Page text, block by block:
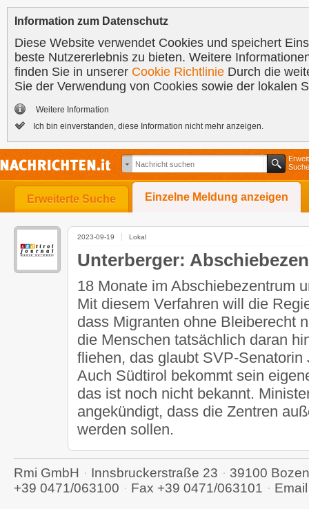
Information zum Datenschutz
Diese Website verwendet Cookies und speichert
beste Nutzererlebnis zu bieten. Weitere
finden Sie in unserer Cookie Richtlinie Durch die
Sie der Verwendung von Cookies sowie der lokalen
Weitere Information
Ich bin einverstanden, diese Information nicht mehr anzeigen.
Suche
Erweiterte Suche Einzelne Meldung anzeigen
2023-09-19 Lokal
Unterberger:
18 Monate im Abschiebezentrum
Mit diesem Verfahren will die
dass Migranten ohne Bleiberecht
die Menschen tatsächlich daran
fliehen, das glaubt SVP-
Auch Südtirol bekommt sein
das ist noch nicht bekannt.
angekündigt, dass die Zentren
werden sollen.
Rmi GmbH Innsbruckerstraße 23 39100 Bozen
+39 0471/063100
Fax +39 0471/063101